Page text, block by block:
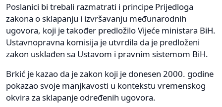
Poslanici bi trebali razmatrati i principe Prijedloga
zakona o sklapanju i izvršavanju međunarodnih
ugovora, koji je također predložilo Vijeće ministara BiH.
Ustavnopravna komisija je utvrdila da je predloženi
zakon usklađen sa Ustavom i pravnim sistemom BiH.
Brkić je kazao da je zakon koji je donesen 2000. godine
pokazao svoje manjkavosti u kontekstu vremenskog
okvira za sklapanje određenih ugovora.